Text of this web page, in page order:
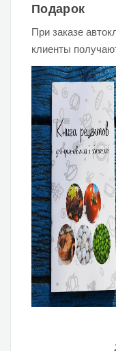
Подарок
При заказе
клиенты
Хотите